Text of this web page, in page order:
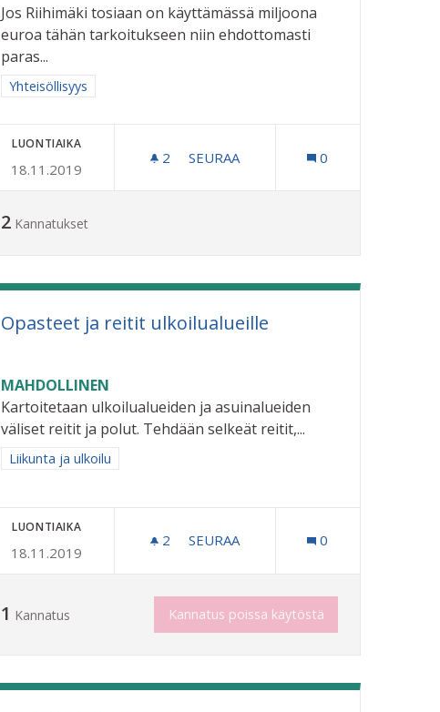
Jos Riihimäki tosiaan on käyttämässä miljoona
euroa tähän tarkoitukseen niin ehdottomasti
paras...
Rajaa tulokset aihepiirin mukaan: Yhteisöllisyys
Yhteisöllisyys
LUONTIAIKA
18.11.2019
2 2 SEURAAJAA
SEURAA 0
2 Kannatukset
Opasteet ja reitit ulkoilualueille
MAHDOLLINEN
Kartoitetaan ulkoilualueiden ja asuinalueiden
väliset reitit ja polut. Tehdään selkeät reitit,...
Rajaa tulokset aihepiirin mukaan: Liikunta ja ulkoilu
Liikunta ja ulkoilu
LUONTIAIKA
18.11.2019
2 2 SEURAAJAA
SEURAA 0
1 Kannatus Kannatus poissa käytöstä